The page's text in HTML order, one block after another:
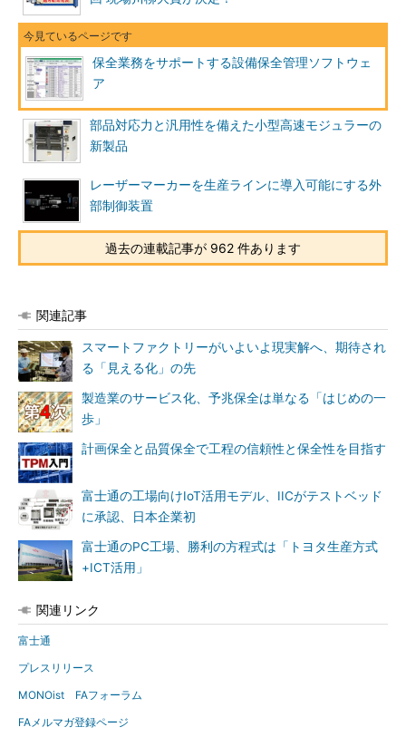
保全業務をサポートする設備保全管理ソフトウェ
ア
部品対応力と汎用性を備えた小型高速モジュラーの
新製品
レーザーマーカーを生産ラインに導入可能にする外
部制御装置
過去の連載記事が 962 件あります
関連記事
スマートファクトリーがいよいよ現実解へ、期待され
る「見える化」の先
製造業のサービス化、予兆保全は単なる「はじめの一
歩」
計画保全と品質保全で工程の信頼性と保全性を目指す
富士通の工場向けIoT活用モデル、IICがテストベッド
に承認、日本企業初
富士通のPC工場、勝利の方程式は「トヨタ生産方式
+ICT活用」
関連リンク
富士通
プレスリリース
MONOist FAフォーラム
FAメルマガ登録ページ